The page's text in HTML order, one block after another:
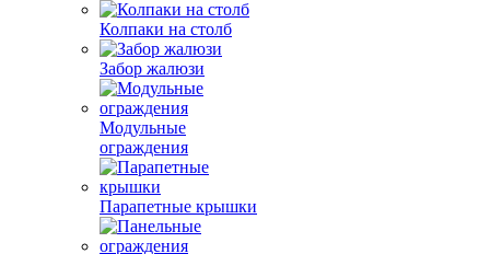
Колпаки на столб
Забор жалюзи
Модульные
ограждения
Парапетные крышки